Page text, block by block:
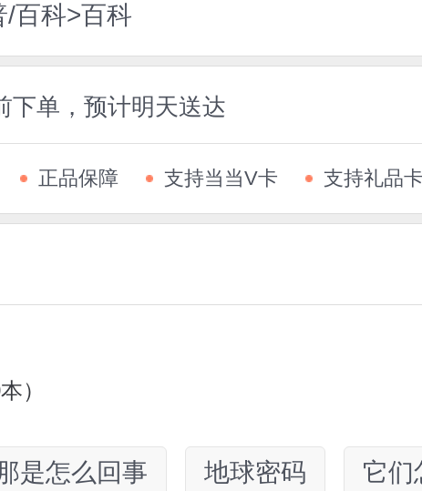
/百科>百科
下单，预计明天送达
正品保障 支持当当V卡 支持礼品
）
是怎么回事 地球密码 它们